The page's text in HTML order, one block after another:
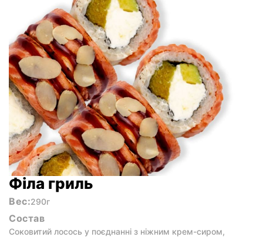
Філа гриль
Вес:290г
Состав
Соковитий лосось у поєднанні з ніжним крем-сиром,